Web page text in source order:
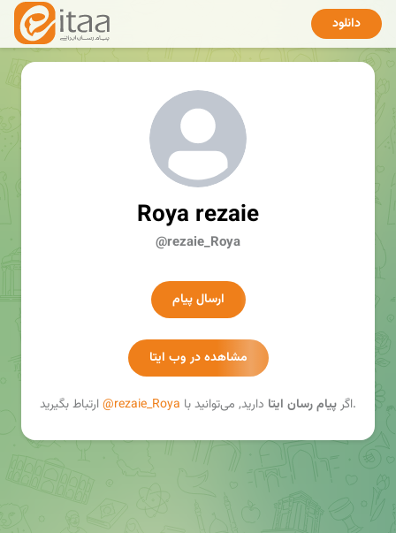
دانلود
Roya rezaie
@rezaie_Roya
ارسال پیام
مشاهده در وب ایتا
اگرپیام رسان ایتا دارید, می‌توانید با @rezaie_Roya ارتباط بگیرید.